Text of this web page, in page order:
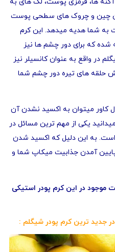
چین و چروک های سطحی پوست
به شما هدیه میدهد. این کرم
شده که برای دور چشم ها نیز
در واقع به عنوان کانسیلر نیز
حلقه های تیره دور چشم شما
کاور میتوان به اکسید نشدن آن
یکی از مهم ترین مسائل در
به این دلیل که اکسید شدن
آمدن جذابیت میکاپ شما و
موجود در این کرم پودر استیکی
در جدید ترین کرم پودر شیگلم :